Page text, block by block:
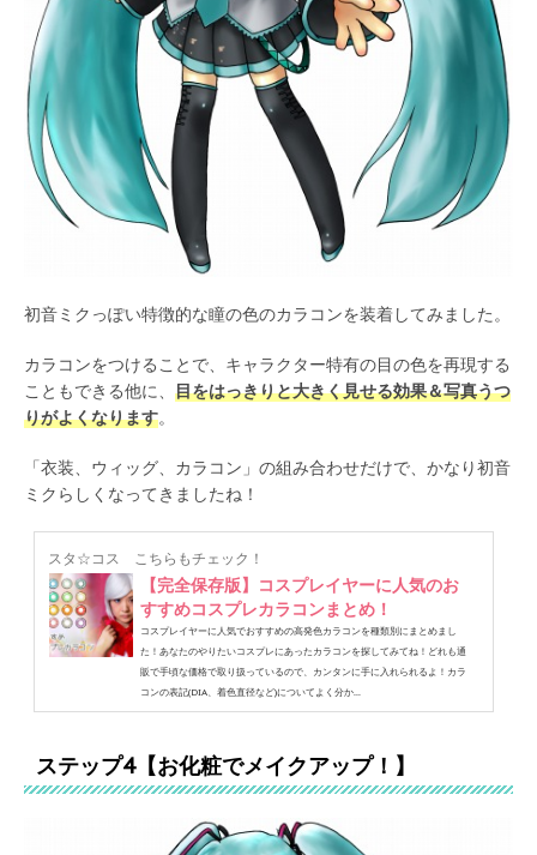
初音ミクっぽい特徴的な瞳の色のカラコンを装着してみました。
カラコンをつけることで、キャラクター特有の目の色を再現する
こともできる他に、 目をはっきりと大きく見せる効果＆写真うつ
りがよくなります。
「衣装、ウィッグ、カラコン」の組み合わせだけで、かなり初音
ミクらしくなってきましたね！
スタ☆コス こちらもチェック！
【完全保存版】コスプレイヤーに人気のお
すすめコスプレカラコンまとめ！
コスプレイヤーに人気でおすすめの高発色カラコンを種類別にまとめまし
た！あなたのやりたいコスプレにあったカラコンを探してみてね！どれも通
販で手頃な価格で取り扱っているので、カンタンに手に入れられるよ！カラ
コンの表記(DIA、着色直径など)についてよく分か...
ステップ4【お化粧でメイクアップ！】